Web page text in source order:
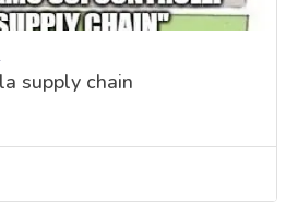
supply chain